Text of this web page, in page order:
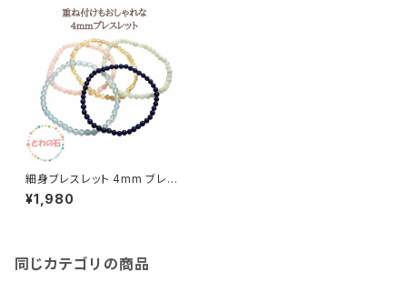
細身ブレスレット 4mm ブレス
ラピスラズリ ルチルクォーツ モ
ルガナイト アクアマリン 翡翠 ひ
り ラッピング無料 送料無料 誕
生日 アクセサリー
¥1,980
同じカテゴリの商品